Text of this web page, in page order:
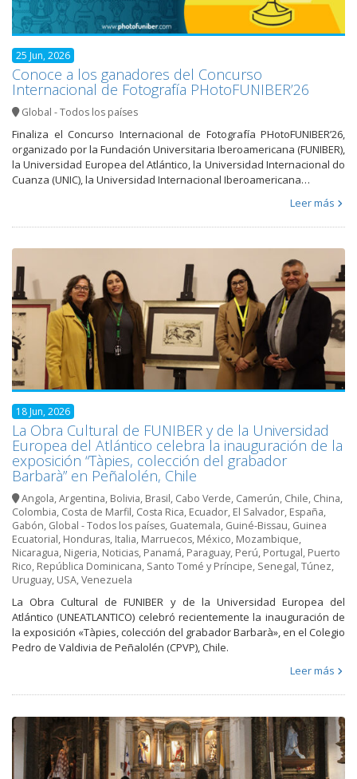
25 Jun, 2026
Conoce a los ganadores del Concurso
Internacional de Fotografía PHotoFUNIBER’26
Global - Todos los países
Finaliza el Concurso Internacional de Fotografía PHotoFUNIBER’26,
organizado por la Fundación Universitaria Iberoamericana (FUNIBER),
la Universidad Europea del Atlántico, la Universidad Internacional do
Cuanza (UNIC), la Universidad Internacional Iberoamericana…
Leer más
18 Jun, 2026
La Obra Cultural de FUNIBER y de la Universidad
Europea del Atlántico celebra la inauguración de la
exposición “Tàpies, colección del grabador
Barbarà” en Peñalolén, Chile
Angola,Argentina, Bolivia, Brasil, Cabo Verde, Camerún, Chile, China,
Colombia, Costa de Marfil, Costa Rica, Ecuador, El Salvador, España,
Gabón, Global - Todos los países, Guatemala, Guiné-Bissau, Guinea
Ecuatorial, Honduras, Italia, Marruecos, México, Mozambique,
Nicaragua, Nigeria, Noticias, Panamá, Paraguay, Perú, Portugal, Puerto
Rico, República Dominicana, Santo Tomé y Príncipe, Senegal,Túnez,
Uruguay, USA,Venezuela
La Obra Cultural de FUNIBER y de la Universidad Europea del
Atlántico (UNEATLANTICO) celebró recientemente la inauguración de
la exposición «Tàpies, colección del grabador Barbarà», en el Colegio
Pedro de Valdivia de Peñalolén (CPVP), Chile.
Leer más